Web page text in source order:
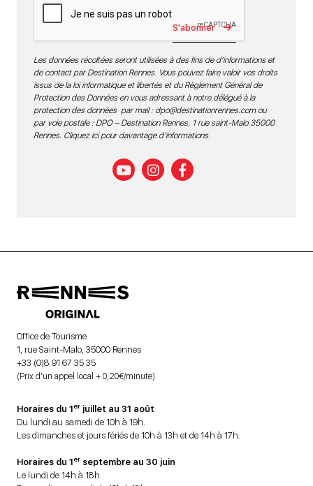
S'abonner
Les données récoltées seront utilisées à des fins de d’informations et
de contact par Destination Rennes. Vous pouvez faire valoir vos droits
issus de la loi informatique et libertés et du Règlement Général de
Protection des Données en vous adressant à notre délégué à la
protection des données par mail : dpo@destinationrennes.comou
par voie postale : DPO – Destination Rennes, 1 rue saint-Malo 35000
Rennes. Cliquez ici pour davantage d’informations.
Office de Tourisme
1, rue Saint-Malo, 35000 Rennes
+33 (0)8 91 67 35 35
(Prix d’un appel local + 0,20€/minute)
Horaires du 1er juillet au 31 août
Du lundi au samedi de 10h à 19h.
Les dimanches et jours fériés de 10h à 13h et de 14h à 17h.
Horaires du 1er septembre au 30 juin
Le lundi de 14h à 18h.